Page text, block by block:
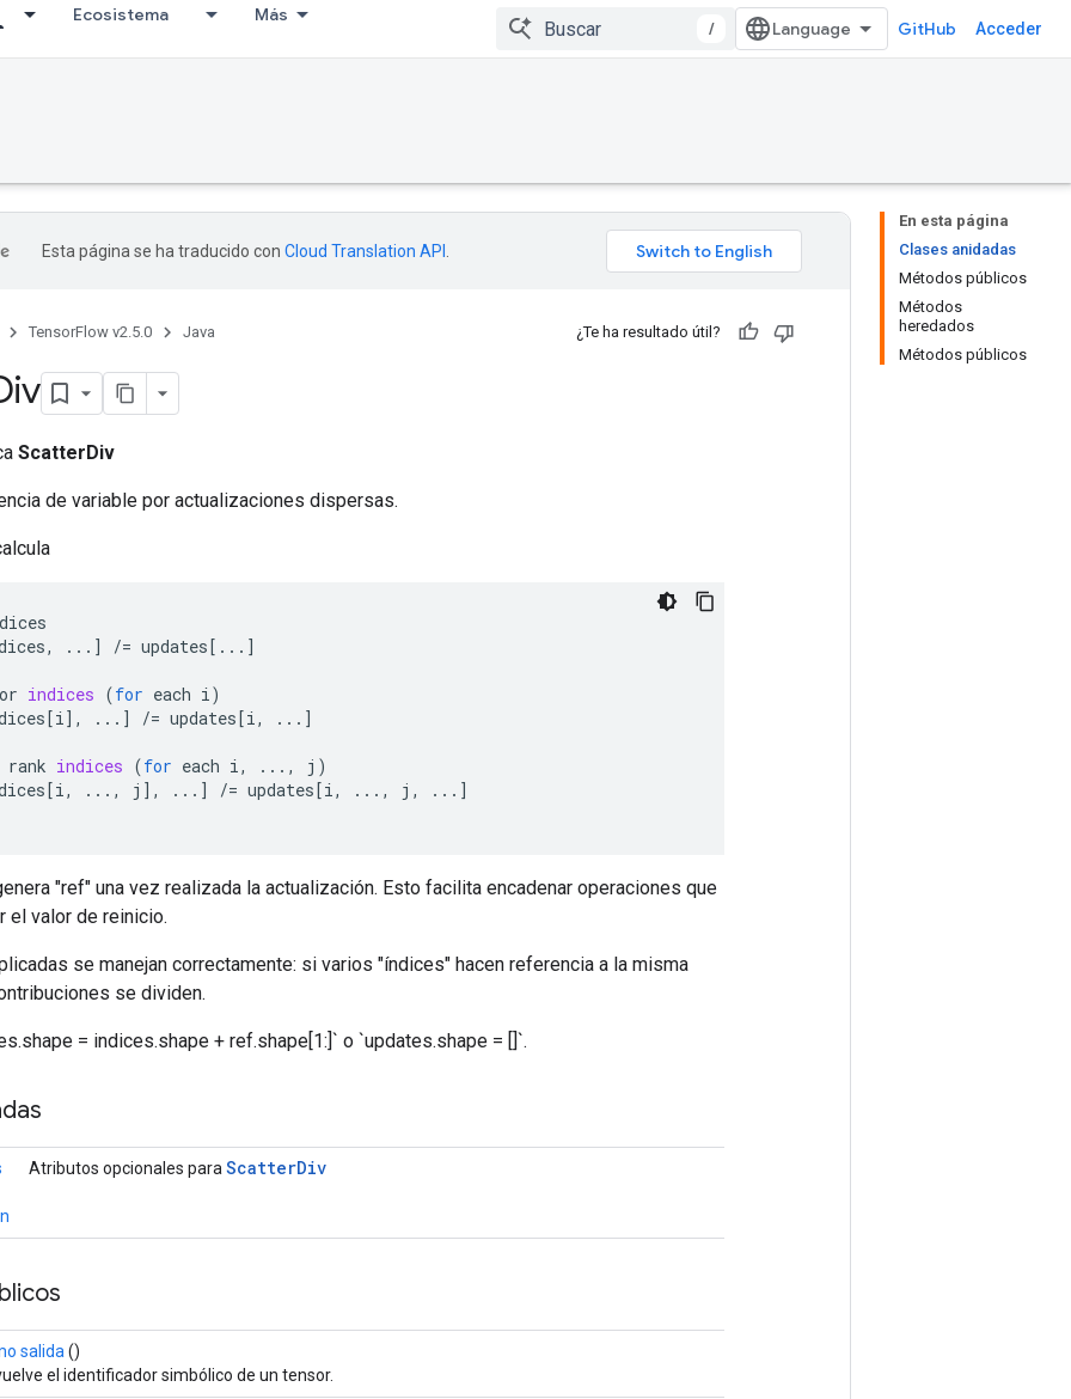
Ecosistema Más
/ GitHub Acceder
En esta página
Clases anidadas
Métodos públicos
Métodos
heredados
Métodos públicos
Esta página se ha traducido con Cloud Translation API
TensorFlow v2.5.0 Java ¿Te ha resultado útil?
ScatterDiv
de variable por actualizaciones dispersas.
, ... ] /= updates[ ... ]
indices (for each i)
[i] , ... ] /= updates[i, ... ]
rank indices (for each i, ..., j )
[i, ..., j ] , ... ] /= updates[i, ..., j , ... ]
"ref" una vez realizada la actualización. Esto facilita encadenar operaciones que
el valor de reinicio.
se manejan correctamente: si varios "índices" hacen referencia a la misma
se dividen.
= indices.shape + ref.shape[1:]` o `updates.shape = []`.
Atributos opcionales para ScatterDiv
salida ()
el identificador simbólico de un tensor.